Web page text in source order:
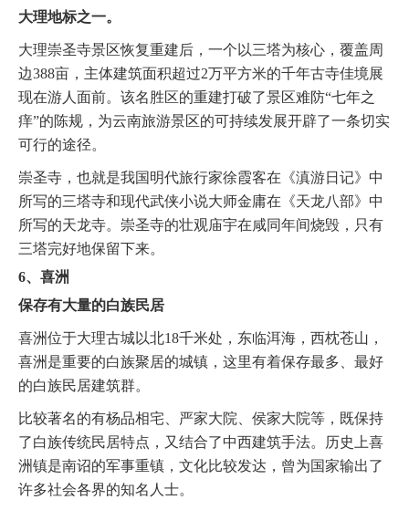
大理地标之一。
大理崇圣寺景区恢复重建后，一个以三塔为核心，覆盖周
边388亩，主体建筑面积超过2万平方米的千年古寺佳境展
现在游人面前。该名胜区的重建打破了景区难防“七年之
痒”的陈规，为云南旅游景区的可持续发展开辟了一条切实
可行的途径。
崇圣寺，也就是我国明代旅行家徐霞客在《滇游日记》中
所写的三塔寺和现代武侠小说大师金庸在《天龙八部》中
所写的天龙寺。崇圣寺的壮观庙宇在咸同年间烧毁，只有
三塔完好地保留下来。
6、喜洲
保存有大量的白族民居
喜洲位于大理古城以北18千米处，东临洱海，西枕苍山，
喜洲是重要的白族聚居的城镇，这里有着保存最多、最好
的白族民居建筑群。
比较著名的有杨品相宅、严家大院、侯家大院等，既保持
了白族传统民居特点，又结合了中西建筑手法。历史上喜
洲镇是南诏的军事重镇，文化比较发达，曾为国家输出了
许多社会各界的知名人士。